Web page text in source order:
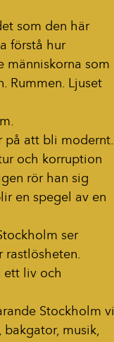
som den här
förstå hur
människorna som
Rummen. Ljuset
på att bli modernt.
och korruption
rör han sig
en spegel av en
ser
rastlösheten.
ett liv och
Stockholm vi
bakgator, musik,